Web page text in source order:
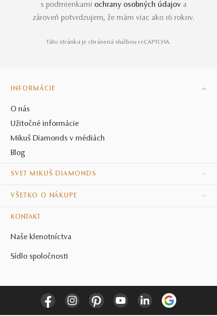
s podmienkami ochrany osobných údajov a
zároveň potvrdzujem, že mám viac ako 16 rokov.
Táto stránka je chránená službou reCAPTCHA.
INFORMÁCIE
O nás
Užitočné informácie
Mikuš Diamonds v médiách
Blog
SVET MIKUŠ DIAMONDS
VŠETKO O NÁKUPE
KONTAKT
Naše klenotníctva
Sídlo spoločnosti